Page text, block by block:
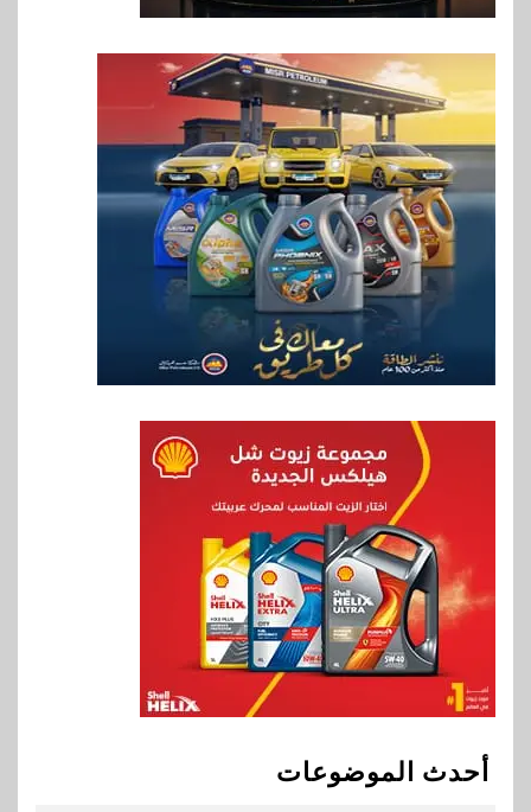
أحدث الموضوعات
6
اقتصاد
رئيس مجلس القضاء الأعلى يوقّع
بروتوكول تعاون مع البريد لتقديم
خدمة الإعلان الإلكتروني المسجل
7 اخبار
RAKICT تعلن عن شراكة
استراتيجية مع MCS لإطلاق
محفظة التدريب الرسمية
لكاسبرسكي
8
بنك الإسكندرية يطلق الحساب
الجاري “ابدأ” اليومي
اخبار سيارات
شبكة لشحن المركبات الكهربائية
في مصر
10
بنوك
رئيسًا تنفيذيًا للمعاملات المصرفية